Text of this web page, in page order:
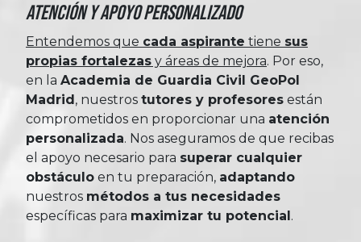
Atención y Apoyo Personalizado
Entendemos que cada aspirante tiene sus
propias fortalezas y áreas de mejora. Por eso,
en la Academia de Guardia Civil GeoPol
Madrid , nuestros tutores y profesores están
comprometidos en proporcionar una atención
personalizada. Nos aseguramos de que recibas
el apoyo necesario para superar cualquier
obstáculo en tu preparación, adaptando
nuestros métodos a tus necesidades
específicas para maximizar tu potencial .